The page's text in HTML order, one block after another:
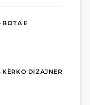
BOTA E
KËRKO DIZAJNER